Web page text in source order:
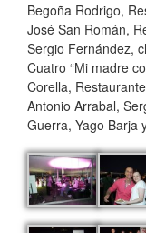
Begoña Rodrigo,
José San Román,
Sergio Fernández,
Cuatro “Mi madre
Corella,
Antonio Arrabal,
Guerra, Yago Barja